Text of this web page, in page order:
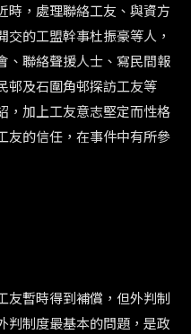
時，處理聯絡工友、與資方
的工盟幹事杜振豪等人，
、聯絡聲援人士、寫民間報
邨及石圍角邨探訪工友等
，加上工友意志堅定而性格
友的信任，在事件中有所參
友暫時得到補償，但外判制
判制度最基本的問題，是政